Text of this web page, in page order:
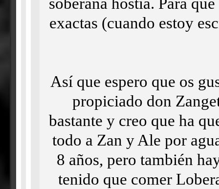
soberana hostia. Para
exactas (cuando estoy
Así que espero que os
propiciado don
bastante y creo que ha
todo a Zan y Ale por
8 años, pero también
tenido que comer